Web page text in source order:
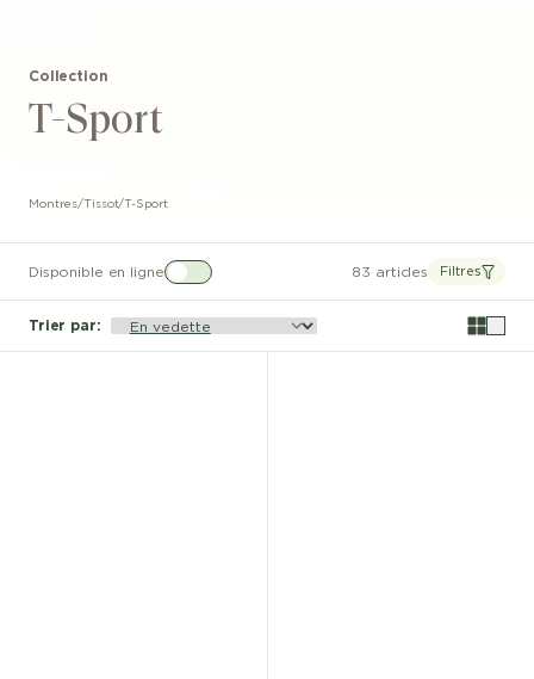
Collection
T-Sport
Montres/Tissot/T-Sport
Disponible en ligne 83 articles Filtres
Trier par: